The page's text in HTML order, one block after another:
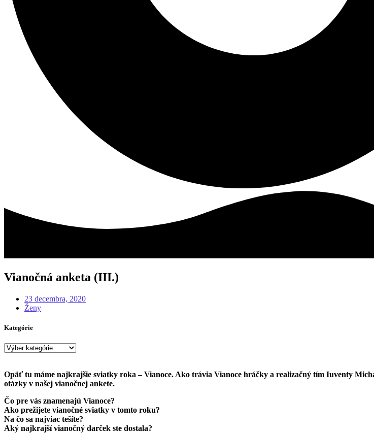
Vianočná anketa (III.)
23 decembra, 2020
Ženy
Kategórie
Kategórie
Opäť tu máme najkrajšie sviatky roka – Vianoce. Ako trávia Vianoce hráčky a realizačný tím Iuventy
otázky v našej vianočnej ankete.
Čo pre vás znamenajú Vianoce?
Ako prežijete vianočné sviatky v tomto roku?
Na čo sa najviac tešíte?
Aký najkrajší vianočný darček ste dostala?